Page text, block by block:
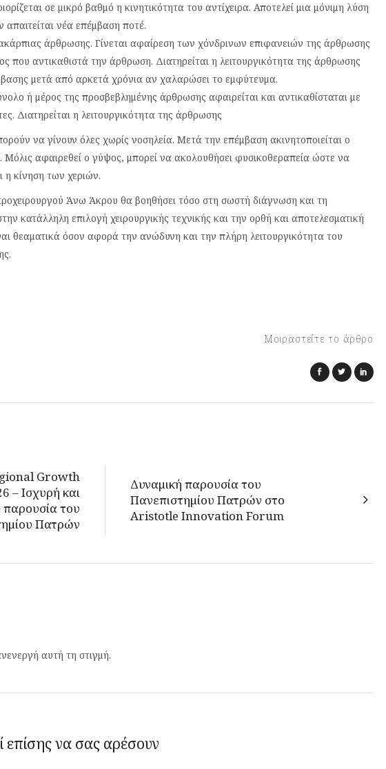
σε μικρό βαθμό η κινητικότητα του αντίχειρα. Αποτελεί μια μόνιμη λύση
απαιτείται νέα επέμβαση ποτέ.
άρθρωσης. Γίνεται αφαίρεση των χόνδρινων επιφανειών της άρθρωσης
που αντικαθιστά την άρθρωση. Διατηρείται η λειτουργικότητα της άρθρωσης
μετά από αρκετά χρόνια αν χαλαρώσει το εμφύτευμα.
ή μέρος της προσβεβλημένης άρθρωσης αφαιρείται και αντικαθίσταται με
Διατηρείται η λειτουργικότητα της άρθρωσης
να γίνουν όλες χωρίς νοσηλεία. Μετά την επέμβαση ακινητοποιείται ο
Μόλις αφαιρεθεί ο γύψος, μπορεί να ακολουθήσει φυσικοθεραπεία ώστε να
η κίνηση των χεριών.
Άνω Άκρου θα βοηθήσει τόσο στη σωστή διάγνωση και τη
κατάλληλη επιλογή χειρουργικής τεχνικής και την ορθή και αποτελεσματική
θεαματικά όσον αφορά την ανώδυνη και την πλήρη λειτουργικότητα του
Μοιραστείτε το άρθρο
Growth
– Ισχυρή και
του
Πατρών
Δυναμική παρουσία του
Πανεπιστημίου Πατρών στο
Aristotle Innovation Forum
αυτή τη στιγμή.
επίσης να σας αρέσουν